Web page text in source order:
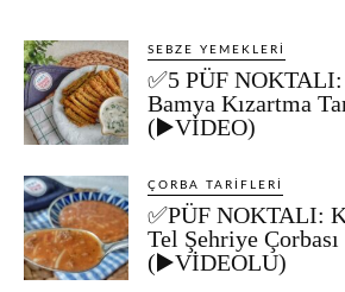
SEBZE YEMEKLERI
✅5 PÜF NOKTALI:
Bamya Kızartma
(▶️VİDEO)
ÇORBA TARIFLERI
✅PÜF NOKTALI:
Tel Şehriye Çorbası
(▶️VİDEOLU)